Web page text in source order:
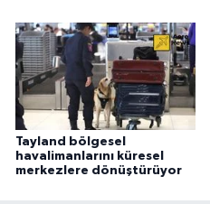
Tayland bölgesel
havalimanlarını küresel
merkezlere dönüştürüyor